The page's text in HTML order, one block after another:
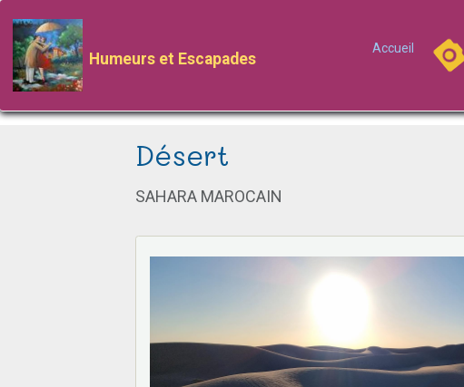
Humeurs et Escapades
Accueil
Désert
SAHARA MAROCAIN